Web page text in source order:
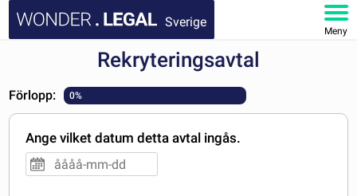
Sverige
Meny
DOKUMENT
FAQ
Rekryteringsavtal
Förlopp: 0%
Ange vilket datum detta avtal ingås.